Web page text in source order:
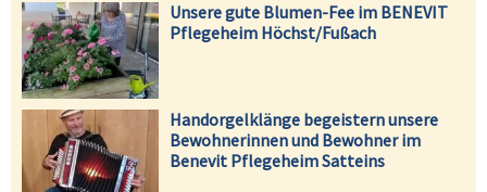
Unsere gute Blumen-Fee im BENEVIT
Pflegeheim Höchst/Fußach
Handorgelklänge begeistern unsere
Bewohnerinnen und Bewohner im
Benevit Pflegeheim Satteins